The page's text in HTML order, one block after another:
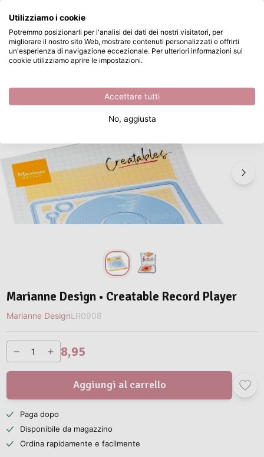
Passa al contenuto principale
Disponibile da magazzino Marianne Design • Creatable Record Player
/ Altre Fustelle da Taglio /
Marianne Design • Creatable Record Player
Marianne DesignLR0908
8,95
Aggiungi al carrello
Paga dopo
Disponibile da magazzino
Ordina rapidamente e facilmente
Cosa stai cercando?
Utilizziamo i cookie
Potremmo posizionarli per l'analisi dei dati dei nostri visitatori, per
migliorare il nostro sito Web, mostrare contenuti personalizzati e offrirti
un'esperienza di navigazione eccezionale. Per ulteriori informazioni sui
cookie utilizziamo aprire le impostazioni.
Accettare tutti
No, aggiusta